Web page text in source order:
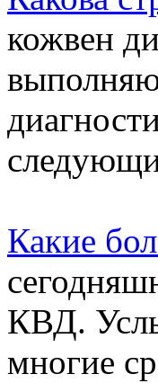
кожвен
Какие
КВД.
многие